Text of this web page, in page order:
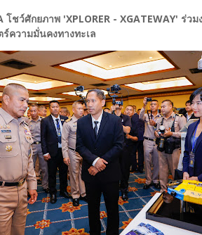
โชว์ศักยภาพ 'XPLORER - XGATEWAY' ร่
ความมั่นคงทางทะเล